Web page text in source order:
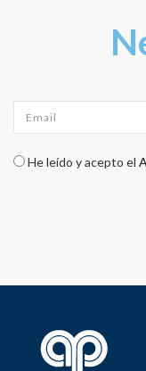
Check legal*
He leído y acepto el